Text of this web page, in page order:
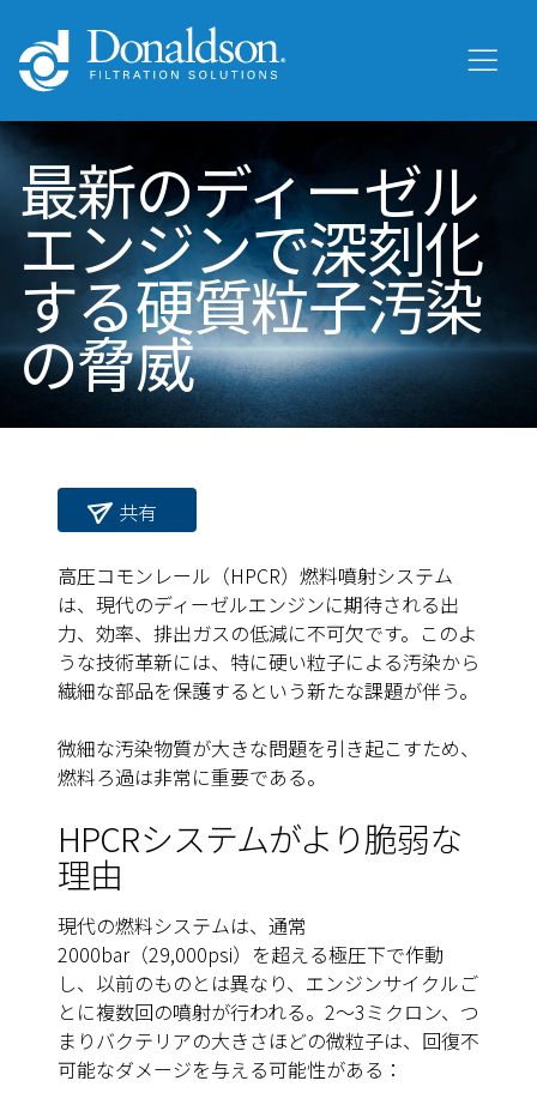
最新のディーゼル
エンジンで深刻化
する硬質粒子汚染
の脅威
共有
高圧コモンレール（HPCR）燃料噴射システム
は、現代のディーゼルエンジンに期待される出
力、効率、排出ガスの低減に不可欠です。このよ
うな技術革新には、特に硬い粒子による汚染から
繊細な部品を保護するという新たな課題が伴う。
微細な汚染物質が大きな問題を引き起こすため、
燃料ろ過は非常に重要である。
HPCRシステムがより脆弱な
理由
現代の燃料システムは、通常
2000bar（29,000psi）を超える極圧下で作動
し、以前のものとは異なり、エンジンサイクルご
とに複数回の噴射が行われる。2～3ミクロン、つ
まりバクテリアの大きさほどの微粒子は、回復不
可能なダメージを与える可能性がある：